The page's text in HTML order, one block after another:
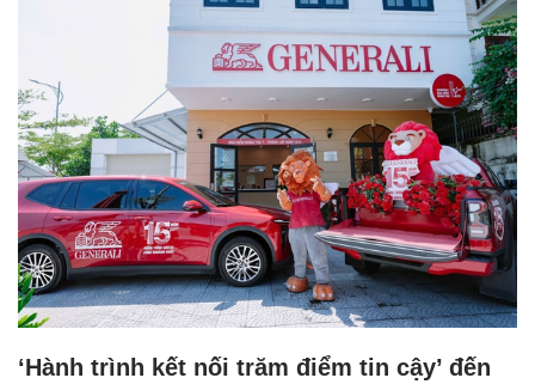
‘Hành trình kết nối trăm điểm tin cậy’ đến